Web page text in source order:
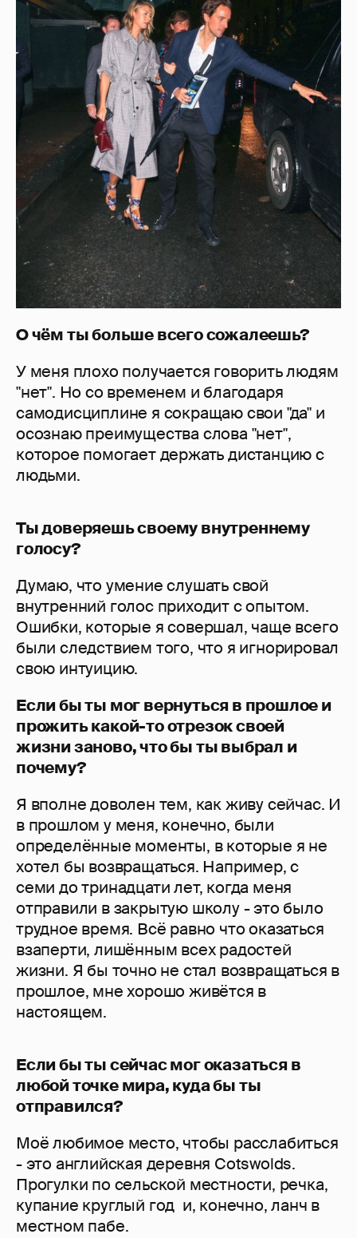
О чём ты больше всего сожалеешь?
У меня плохо получается говорить людям
"нет". Но со временем и благодаря
самодисциплине я сокращаю свои "да" и
осознаю преимущества слова "нет",
которое помогает держать дистанцию с
людьми.
Ты доверяешь своему внутреннему
голосу?
Думаю, что умение слушать свой
внутренний голос приходит с опытом.
Ошибки, которые я совершал, чаще всего
были следствием того, что я игнорировал
свою интуицию.
Если бы ты мог вернуться в прошлое и
прожить какой-то отрезок своей
жизни заново, что бы ты выбрал и
почему?
Я вполне доволен тем, как живу сейчас. И
в прошлом у меня, конечно, были
определённые моменты, в которые я не
хотел бы возвращаться. Например, с
семи до тринадцати лет, когда меня
отправили в закрытую школу - это было
трудное время. Всё равно что оказаться
взаперти, лишённым всех радостей
жизни. Я бы точно не стал возвращаться в
прошлое, мне хорошо живётся в
настоящем.
Если бы ты сейчас мог оказаться в
любой точке мира, куда бы ты
отправился?
Моё любимое место, чтобы расслабиться
- это английская деревня Cotswolds.
Прогулки по сельской местности, речка,
купание круглый год и, конечно, ланч в
местном пабе.